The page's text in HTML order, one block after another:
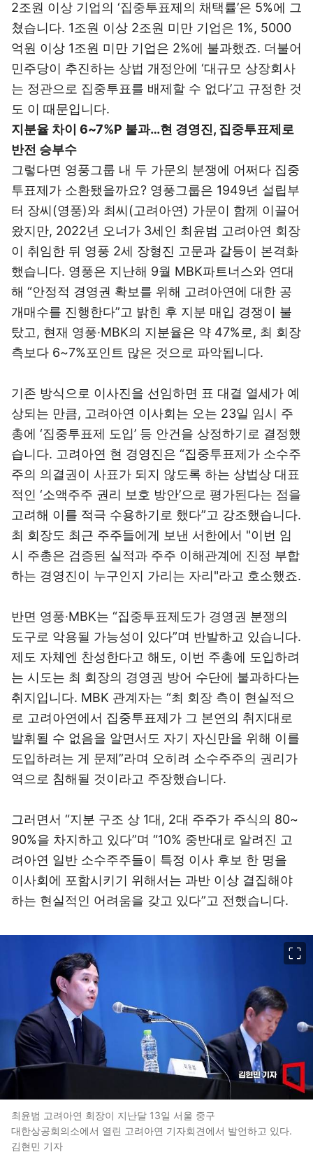
2조원 이상 기업의 ‘집중투표제의 채택률’은 5%에 그
쳤습니다. 1조원 이상 2조원 미만 기업은 1%, 5000
억원 이상 1조원 미만 기업은 2%에 불과했죠. 더불어
민주당이 추진하는 상법 개정안에 ‘대규모 상장회사
는 정관으로 집중투표를 배제할 수 없다’고 규정한 것
도 이 때문입니다.
지분율 차이 6~7%P 불과…현 경영진, 집중투표제로
반전 승부수
그렇다면 영풍그룹 내 두 가문의 분쟁에 어쩌다 집중
투표제가 소환됐을까요? 영풍그룹은 1949년 설립부
터 장씨(영풍)와 최씨(고려아연) 가문이 함께 이끌어
왔지만, 2022년 오너가 3세인 최윤범 고려아연 회장
이 취임한 뒤 영풍 2세 장형진 고문과 갈등이 본격화
했습니다. 영풍은 지난해 9월 MBK파트너스와 연대
해 “안정적 경영권 확보를 위해 고려아연에 대한 공
개매수를 진행한다”고 밝힌 후 지분 매입 경쟁이 불
탔고, 현재 영풍·MBK의 지분율은 약 47%로, 최 회장
측보다 6~7%포인트 많은 것으로 파악됩니다.
기존 방식으로 이사진을 선임하면 표 대결 열세가 예
상되는 만큼, 고려아연 이사회는 오는 23일 임시 주
총에 ‘집중투표제 도입’ 등 안건을 상정하기로 결정했
습니다. 고려아연 현 경영진은 “집중투표제가 소수주
주의 의결권이 사표가 되지 않도록 하는 상법상 대표
적인 ‘소액주주 권리 보호 방안’으로 평가된다는 점을
고려해 이를 적극 수용하기로 했다”고 강조했습니다.
최 회장도 최근 주주들에게 보낸 서한에서 "이번 임
시 주총은 검증된 실적과 주주 이해관계에 진정 부합
하는 경영진이 누구인지 가리는 자리"라고 호소했죠.
반면 영풍·MBK는 “집중투표제도가 경영권 분쟁의
도구로 악용될 가능성이 있다”며 반발하고 있습니다.
제도 자체엔 찬성한다고 해도, 이번 주총에 도입하려
는 시도는 최 회장의 경영권 방어 수단에 불과하다는
취지입니다. MBK 관계자는 “최 회장 측이 현실적으
로 고려아연에서 집중투표제가 그 본연의 취지대로
발휘될 수 없음을 알면서도 자기 자신만을 위해 이를
도입하려는 게 문제”라며 오히려 소수주주의 권리가
역으로 침해될 것이라고 주장했습니다.
그러면서 “지분 구조 상 1대, 2대 주주가 주식의 80~
90%을 차지하고 있다”며 “10% 중반대로 알려진 고
려아연 일반 소수주주들이 특정 이사 후보 한 명을
이사회에 포함시키기 위해서는 과반 이상 결집해야
하는 현실적인 어려움을 갖고 있다”고 전했습니다.
최윤범 고려아연 회장이 지난달 13일 서울 중구
대한상공회의소에서 열린 고려아연 기자회견에서 발언하고 있다.
김현민 기자